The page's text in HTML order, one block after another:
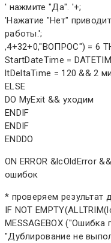
' нажмите "Да". '+;
'Нажатие "Нет"
работы.';
,4+32+0,"ВОПРОС") = 6
StartDateTime =
ltDeltaTime = 120 && 2
ELSE
DO MyExit && уходим
ENDIF
ENDIF
ENDDO
ON ERROR &lcOldError
ошибок
* проверяем результат
IF NOT
MESSAGEBOX ("Ошибка
"Дублирование не